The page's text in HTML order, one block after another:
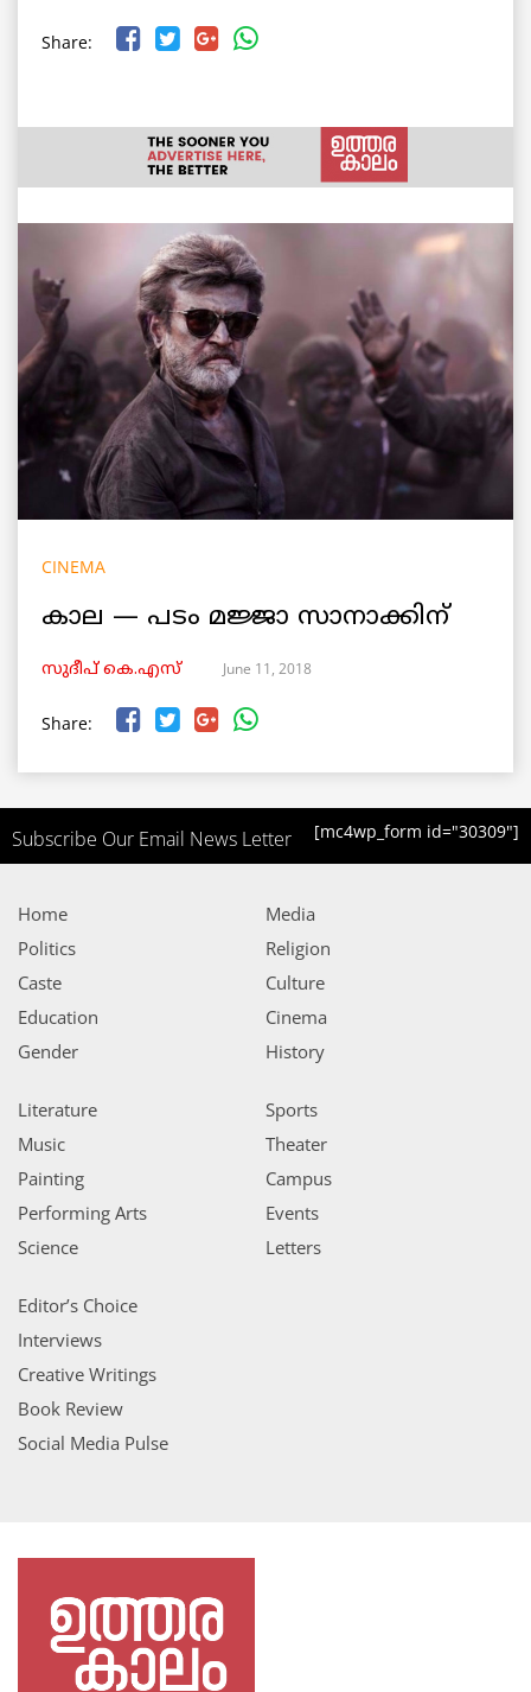
Share:
CINEMA
കാല — പടം മജ്ജാ സാനാക്കിന്
സുദീപ് കെ.എസ് June 11, 2018
Share:
Subscribe Our Email News Letter [mc4wp_form id="30309"]
Home
Politics
Caste
Education
Gender
Media
Religion
Culture
Cinema
History
Literature
Music
Painting
Performing Arts
Science
Sports
Theater
Campus
Events
Letters
Editor’s Choice
Interviews
Creative Writings
Book Review
Social Media Pulse